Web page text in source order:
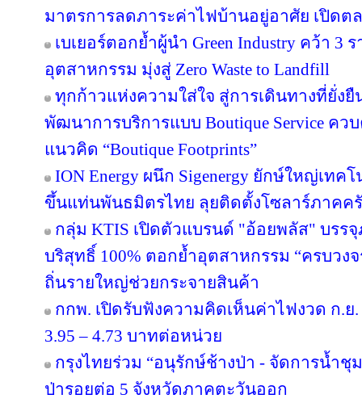
มาตรการลดภาระค่าไฟบ้านอยู่อาศัย เปิดต
เบเยอร์ตอกย้ำผู้นำ Green Industry คว้า 3
อุตสาหกรรม มุ่งสู่ Zero Waste to Landfill
ทุกก้าวแห่งความใส่ใจ สู่การเดินทางที่ยั่ง
พัฒนาการบริการแบบ Boutique Service ค
แนวคิด “Boutique Footprints”
ION Energy ผนึก Sigenergy ยักษ์ใหญ่เท
ขึ้นแท่นพันธมิตรไทย ลุยติดตั้งโซลาร์ภาคครั
กลุ่ม KTIS เปิดตัวแบรนด์ "อ้อยพลัส" บร
บริสุทธิ์ 100% ตอกย้ำอุตสาหกรรม “ครบวง
ถิ่นรายใหญ่ช่วยกระจายสินค้า
กกพ. เปิดรับฟังความคิดเห็นค่าไฟงวด ก.ย.
3.95 – 4.73 บาทต่อหน่วย
กรุงไทยร่วม “อนุรักษ์ช้างป่า - จัดการน้ำ
ป่ารอยต่อ 5 จังหวัดภาคตะวันออก